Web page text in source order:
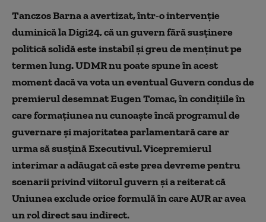
seconds
Tanczos Barna a avertizat, într-o intervenție
duminică la Digi24, că un guvern fără susținere
politică solidă este instabil și greu de menținut pe
termen lung. UDMR nu poate spune în acest
moment dacă va vota un eventual Guvern condus de
premierul desemnat Eugen Tomac, în condițiile în
care formațiunea nu cunoaște încă programul de
guvernare și majoritatea parlamentară care ar
urma să susțină Executivul. Vicepremierul
interimar a adăugat că este prea devreme pentru
scenarii privind viitorul guvern și a reiterat că
Uniunea exclude orice formulă în care AUR ar avea
un rol direct sau indirect.